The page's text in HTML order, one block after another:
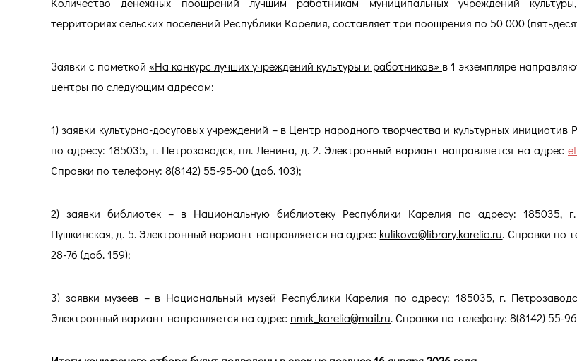
территориях сельских поселений Республики Карелия, составляет три поощрения по 50 000
Заявки с пометкой «На конкурс лучших учреждений культуры и работников» в 1 экземпляре
центры по следующим адресам:
1) заявки культурно-досуговых учреждений – в Центр народного творчества и культурных инициатив
по адресу: 185035, г. Петрозаводск, пл. Ленина, д. 2. Электронный вариант направляется на адрес
Справки по телефону: 8(8142) 55-95-00 (доб. 103);
2) заявки библиотек – в Национальную библиотеку Республики Карелия по адресу: 185035, г.
Пушкинская, д. 5. Электронный вариант направляется на адрес kulikova@library.karelia.ru. Справки по
28-76 (доб. 159);
3) заявки музеев – в Национальный музей Республики Карелия по адресу: 185035, г.
Электронный вариант направляется на адрес nmrk_karelia@mail.ru. Справки по телефону: 8(8142) 55-